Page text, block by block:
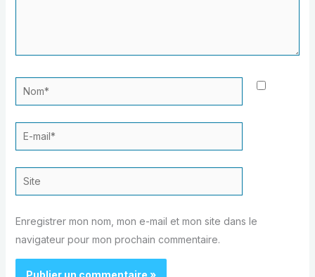
Nom*
E-
mail*
Site
Enregistrer mon nom, mon e-mail et mon site dans le
navigateur pour mon prochain commentaire.